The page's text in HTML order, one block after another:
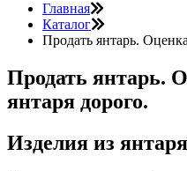
Главная
Каталог
Продать янтарь.
Продать янтарь.
янтаря дорого.
Изделия из